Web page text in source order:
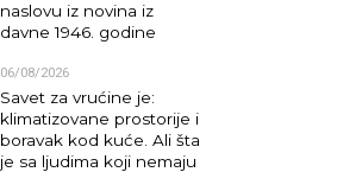
naslovu iz novina iz
davne 1946. godine
06/08/2026
Savet za vrućine je:
klimatizovane prostorije i
boravak kod kuće. Ali šta
je sa ljudima koji nemaju